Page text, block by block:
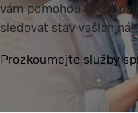
vám pomohou šetřit
sledovat stav vašich
Prozkoumejte služby